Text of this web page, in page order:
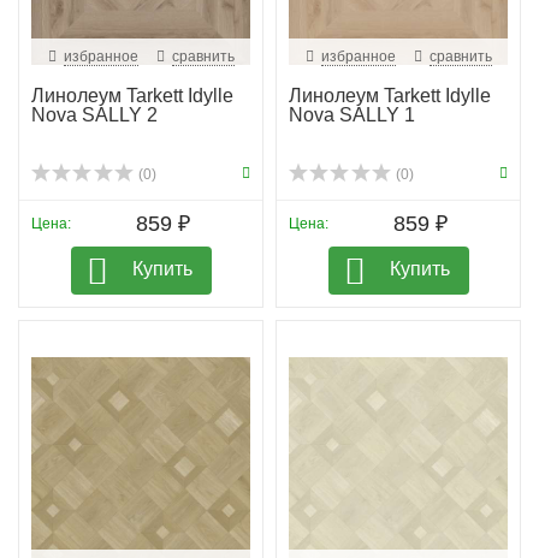
избранное сравнить
Линолеум Tarkett Idylle
Nova SALLY 2
(0)
Цена: 859 ₽
Купить
избранное сравнить
Линолеум Tarkett Idylle
Nova SALLY 1
(0)
Цена: 859 ₽
Купить